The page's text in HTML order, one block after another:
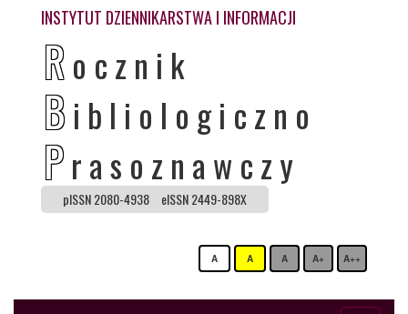
INSTYTUT DZIENNIKARSTWA I INFORMACJI
Rocznik
B ibliologiczno
Prasoznawczy
pISSN 2080-4938 eISSN 2449-898X
A A A A+ A++